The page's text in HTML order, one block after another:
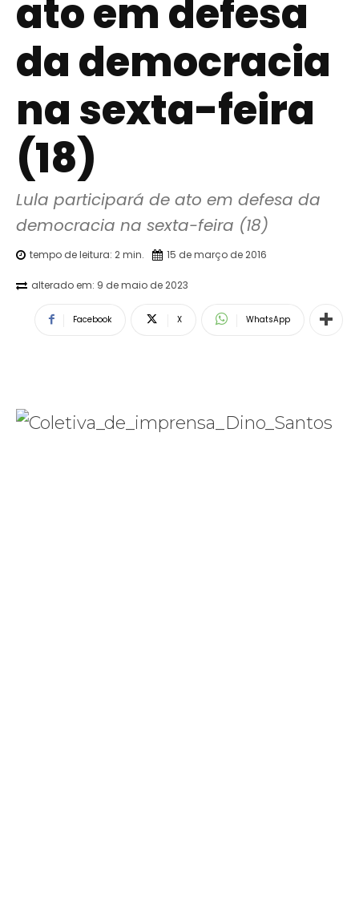
ato em defesa
da democracia
na sexta-feira
(18)
Lula participará de ato em defesa da
democracia na sexta-feira (18)
tempo de leitura: 2min. 15 de março de 2016
alterado em: 9 de maio de 2023
Facebook X WhatsApp